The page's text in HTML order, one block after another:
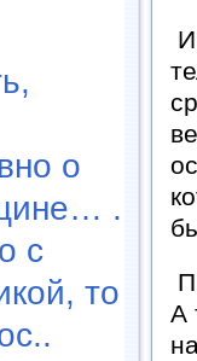
о
.
с
то
А